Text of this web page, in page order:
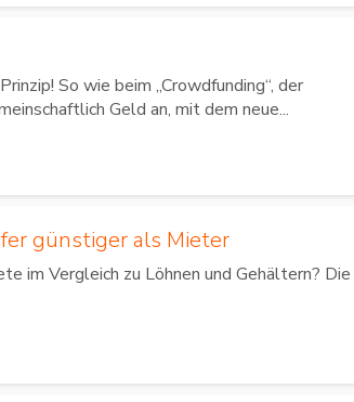
So wie beim „Crowdfunding“, der
Geld an, mit dem neue...
günstiger als Mieter
im Vergleich zu Löhnen und Gehältern? Die